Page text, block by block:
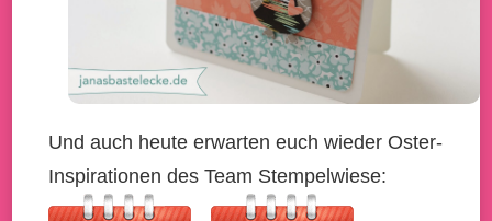
Und auch heute erwarten euch wieder Oster-
Inspirationen des Team Stempelwiese: